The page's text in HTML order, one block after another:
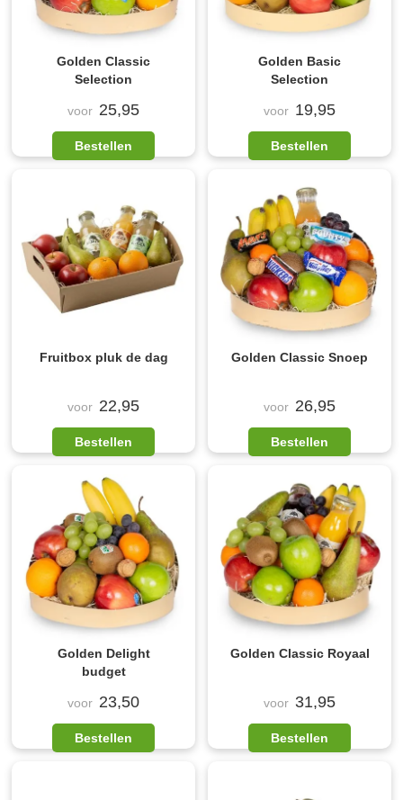
Golden Classic
Selection
voor 25,95
Bestellen
Golden Basic
Selection
voor 19,95
Bestellen
Fruitbox pluk de dag
voor 22,95
Bestellen
Golden Classic Snoep
voor 26,95
Bestellen
Golden Delight
budget
voor 23,50
Bestellen
Golden Classic Royaal
voor 31,95
Bestellen